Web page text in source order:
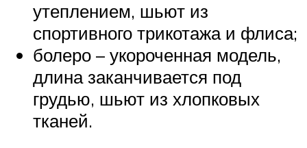
утеплением, шьют из
спортивного трикотажа и флиса;
болеро – укороченная модель,
длина заканчивается под
грудью, шьют из хлопковых
тканей.